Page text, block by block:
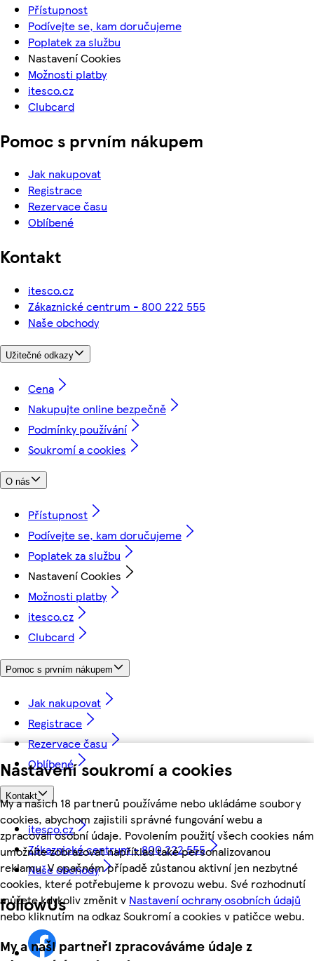
Nastavení soukromí a cookies
My a našich 18 partnerů používáme nebo ukládáme soubory
cookies, abychom zajistili správné fungování webu a
zpracovali osobní údaje. Povolením použití všech cookies nám
umožníte zobrazovat například také personalizovanou
reklamu. V opačném případě zůstanou aktivní jen nezbytné
cookies, které potřebujeme k provozu webu. Své rozhodnutí
můžete kdykoliv změnit v Nastavení ochrany osobních údajů
nebo kliknutím na odkaz Soukromí a cookies v patičce webu.
My a naši partneři zpracováváme údaje z
Přístupnost
Podívejte se, kam doručujeme
Poplatek za službu
Nastavení Cookies
Možnosti platby
itesco.cz
Clubcard
Pomoc s prvním nákupem
Jak nakupovat
Registrace
Rezervace času
Oblíbené
Kontakt
itesco.cz
Zákaznické centrum - 800 222 555
Naše obchody
Užitečné odkazy
Cena
Nakupujte online bezpečně
Podmínky používání
Soukromí a cookies
O nás
Přístupnost
Podívejte se, kam doručujeme
Poplatek za službu
Nastavení Cookies
Možnosti platby
itesco.cz
Clubcard
Pomoc s prvním nákupem
Jak nakupovat
Registrace
Rezervace času
Oblíbené
Kontakt
itesco.cz
Zákaznické centrum - 800 222 555
Naše obchody
followUs